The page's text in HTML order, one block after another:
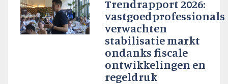
Trendrapport 2026:
vastgoedprofessionals
verwachten
stabilisatie markt
ondanks fiscale
ontwikkelingen en
regeldruk